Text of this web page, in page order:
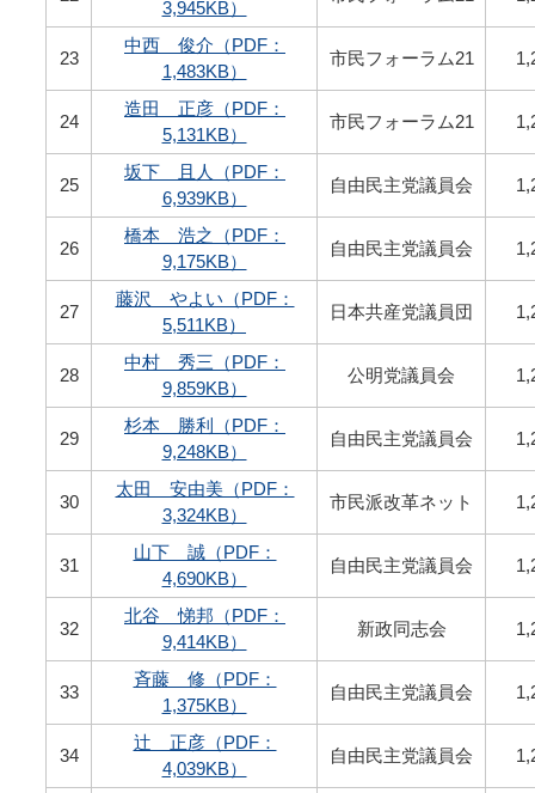
3,945KB）
23
中西 俊介（PDF：
1,483KB）
市民フォーラム21
24
造田 正彦（PDF：
5,131KB）
市民フォーラム21
25
坂下 且人（PDF：
6,939KB）
自由民主党議員会
26
橋本 浩之（PDF：
9,175KB）
自由民主党議員会
27
藤沢 やよい（PDF：
5,511KB）
日本共産党議員団
28
中村 秀三（PDF：
9,859KB）
公明党議員会
29
杉本 勝利（PDF：
9,248KB）
自由民主党議員会
30
太田 安由美（PDF：
3,324KB）
市民派改革ネット
31
山下 誠（PDF：
4,690KB）
自由民主党議員会
32
北谷 悌邦（PDF：
9,414KB）
新政同志会
33
斉藤 修（PDF：
1,375KB）
自由民主党議員会
34
辻󠄀 正彦（PDF：
4,039KB）
自由民主党議員会